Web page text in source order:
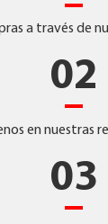
a través de
02
en nuestras
03